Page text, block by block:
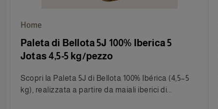
Home
Paleta di Bellota 5J 100% Iberica 5
Jotas 4,5-5 kg/pezzo
Scopri la Paleta 5J di Bellota 100% Ibérica (4,5–5
kg), realizzata a partire da maiali iberici di...